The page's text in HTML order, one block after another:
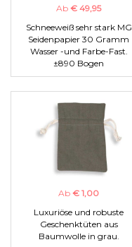
Ab € 49,95
Schneeweiß sehr stark MG
Seidenpapier 30 Gramm
Wasser -und Farbe-Fast.
±890 Bogen
Ab € 1,00
Luxuriöse und robuste
Geschenktüten aus
Baumwolle in grau.